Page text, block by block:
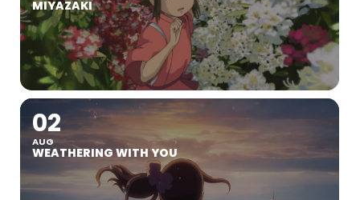
MIYAZAKI
02
AUG
WEATHERING WITH YOU